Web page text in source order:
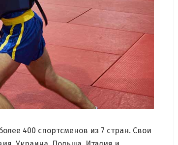
400 спортсменов из 7 стран. Свои